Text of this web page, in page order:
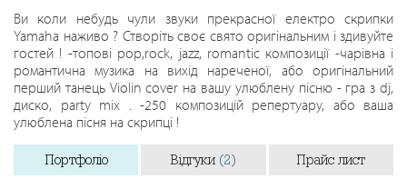
Ви коли небудь чули звуки прекрасної електро скрипки
Yamaha наживо ? Створіть своє свято оригінальним і здивуйте
гостей ! -топові pop,rock, jazz, romantic композиції -чарівна і
романтична музика на вихід нареченої, або оригінальний
перший танець Violin cover на вашу улюблену пісню - гра з dj,
диско, party mix . -250 композицій репертуару, або ваша
улюблена пісня на скрипці !
Портфоліо Відгуки (2) Прайс лист